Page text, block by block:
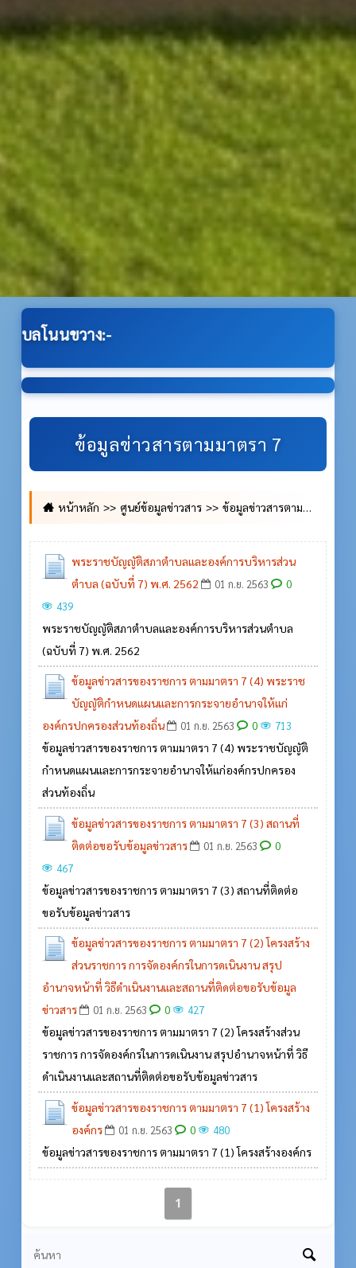
ข้อมูลข่าวสารตามมาตรา 7
หน้าหลัก ศูนย์ข้อมูลข่าวสาร ข้อมูลข่าวสารตามมาตรา 7
พระราชบัญญัติสภาตำบลและองค์การบริหารส่วน
ตำบล (ฉบับที่ 7) พ.ศ. 2562
01 ก.ย. 2563 0
439
พระราชบัญญัติสภาตำบลและองค์การบริหารส่วนตำบล
(ฉบับที่ 7) พ.ศ. 2562
ข้อมูลข่าวสารของราชการ ตามมาตรา 7 (4) พระราช
บัญญัติกำหนดแผนและการกระจายอำนาจให้แก่
องค์กรปกครองส่วนท้องถิ่น
01 ก.ย. 2563 0 713
ข้อมูลข่าวสารของราชการ ตามมาตรา 7 (4) พระราชบัญญัติ
กำหนดแผนและการกระจายอำนาจให้แก่องค์กรปกครอง
ส่วนท้องถิ่น
ข้อมูลข่าวสารของราชการ ตามมาตรา 7 (3) สถานที่
ติดต่อขอรับข้อมูลข่าวสาร
01 ก.ย. 2563 0
467
ข้อมูลข่าวสารของราชการ ตามมาตรา 7 (3) สถานที่ติดต่อ
ขอรับข้อมูลข่าวสาร
ข้อมูลข่าวสารของราชการ ตามมาตรา 7 (2) โครงสร้าง
ส่วนราชการ การจัดองค์กรในการดเนินงาน สรุป
อำนาจหน้าที่ วิธีดำเนินงานและสถานที่ติดต่อขอรับข้อมูล
ข่าวสาร
01 ก.ย. 2563 0 427
ข้อมูลข่าวสารของราชการ ตามมาตรา 7 (2) โครงสร้างส่วน
ราชการ การจัดองค์กรในการดเนินงาน สรุปอำนาจหน้าที่ วิธี
ดำเนินงานและสถานที่ติดต่อขอรับข้อมูลข่าวสาร
ข้อมูลข่าวสารของราชการ ตามมาตรา 7 (1) โครงสร้าง
องค์กร
01 ก.ย. 2563 0 480
ข้อมูลข่าวสารของราชการ ตามมาตรา 7 (1) โครงสร้างองค์กร
1